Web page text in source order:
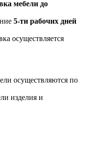
мебели до
5-ти рабочих дней
осуществляется
осуществляются по
изделия и